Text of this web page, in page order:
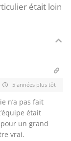
était loin
5 années plus tôt
n’a pas fait
était
un grand
vrai.